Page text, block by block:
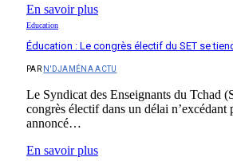
En savoir plus
Education
Éducation : Le congrès électif du SET se
PAR N'DJAMÉNA ACTU
Le Syndicat des Enseignants du Tchad
congrès électif dans un délai n’excédant
annoncé…
En savoir plus